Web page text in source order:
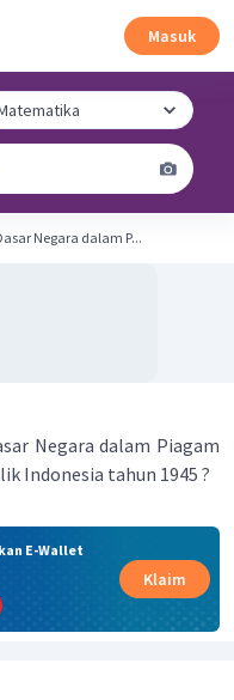
Masuk
Negara dalam P...
Negara dalam Piagam
Indonesia tahun 1945 ?
E-Wallet
Klaim